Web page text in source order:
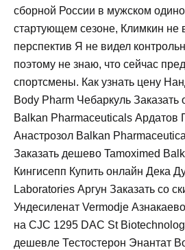
сборной России в мужском
стартующем сезоне, Климкин не
перспектив Я не видел
поэтому не знаю, что сейчас
спортсмены. Как узнать цену
Body Pharm Чебаркуль Заказать
Balkan Pharmaceuticals Ардатов
Анастрозол Balkan
Заказать дешево Tamoximed
Кингисепп Купить онлайн Дека
Laboratories Аргун Заказать со
Ундесиленат Vermodje
на CJC 1295 DAC St
дешевле Тестостерон Энантат